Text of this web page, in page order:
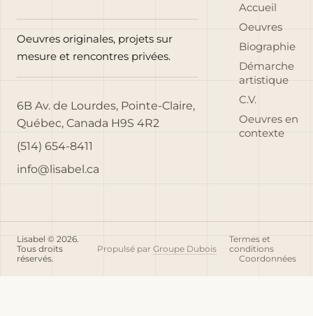
Oeuvres originales, projets sur
mesure et rencontres privées.
6B Av. de Lourdes, Pointe-Claire,
Québec, Canada H9S 4R2
(514) 654-8411
info@lisabel.ca
Accueil
Oeuvres
Biographie
Démarche
artistique
C.V.
Oeuvres en
contexte
Lisabel © 2026.
Tous droits
réservés.
Propulsé par Groupe Dubois
Termes et
conditions
Coordonnées